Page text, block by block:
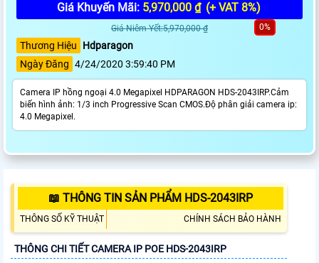
Giá Khuyến Mãi: 5,970,000 ₫ (+ VAT 8%)
Giá Niêm Yết:5,970,000 ₫ 0%
Thương Hiệu
Hdparagon
Ngày Đăng 4/24/2020 3:59:40 PM
Camera IP hồng ngoại 4.0 Megapixel HDPARAGON HDS-2043IRP.Cảm
biến hình ảnh: 1/3 inch Progressive Scan CMOS.Độ phân giải camera ip:
4.0 Megapixel.
📖 THÔNG TIN SẢN PHẨM HDS-2043IRP
THÔNG SỐ KỸ THUẬT CHÍNH SÁCH BẢO HÀNH
THÔNG CHI TIẾT CAMERA IP POE HDS-2043IRP